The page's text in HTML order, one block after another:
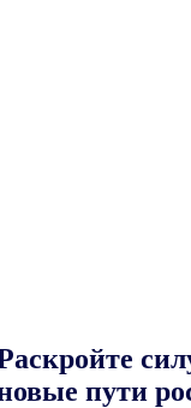
пути